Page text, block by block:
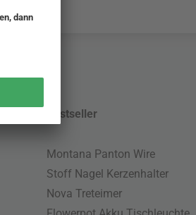
Bestseller
Montana Panton Wire
Stoff Nagel Kerzenhalter
Nova Treteimer